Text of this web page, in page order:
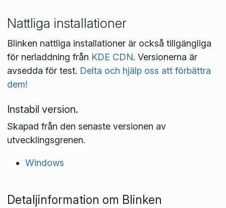
Nattliga installationer
Blinken nattliga installationer är också tillgängliga
för nerladdning från KDE CDN. Versionerna är
avsedda för test. Delta och hjälp oss att förbättra
dem!
Instabil version.
Skapad från den senaste versionen av
utvecklingsgrenen.
Windows
Detaljinformation om Blinken